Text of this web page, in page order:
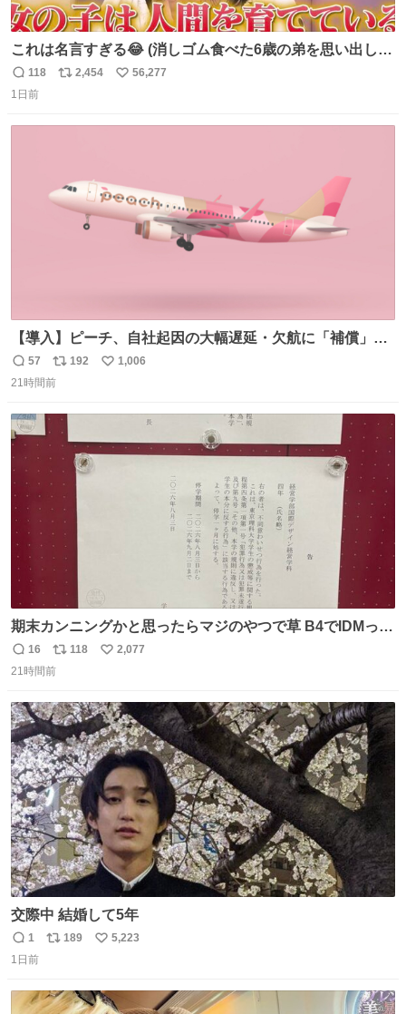
これは名言すぎる😂 (消しゴム食べた6歳の弟を思い出しな
がら)
返
信
118
リ
2,454
い
56,277
1日前
【導入】ピーチ、自社起因の大幅遅延・欠航に「補償」開
始へ news.livedoor.com/article/detail… 同社に起因する理
由によって大幅遅延や欠航が発生した場合、乗客が負担し
は1人あたり上限1万円、国際線は上限2万円まで支払う。
返
信
57
リ
ポ
数
192
い
1,006
21時間前
期末カンニングかと思ったらマジのやつで草 B4でIDMって
ことはおそらく就職だし、内定取り消し？ それと夏休み期
間の停学って無意味じゃね？
返
信
16
リ
ポ
ト
数
118
い
数
2,077
21時間前
交際中 結婚して5年
返
信
1
リ
ト
189
い
数
5,223
1日前